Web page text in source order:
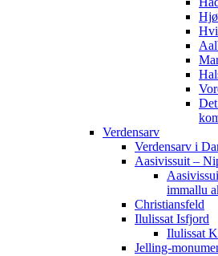
Verdensarv
Verdensarv i
Aasivissuit –
immallu
Christiansfeld
Ilulissat Isfjord
Ilulissat
Jelling-